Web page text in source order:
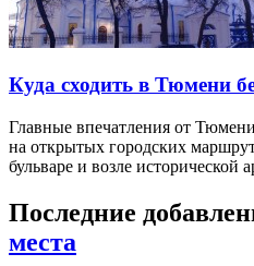
Куда сходить в Тюмени
Главные впечатления от
на открытых городских
бульваре и возле исторической
Последние
места